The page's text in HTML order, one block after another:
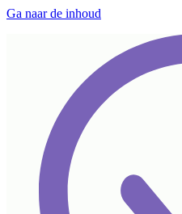
Ga naar de inhoud